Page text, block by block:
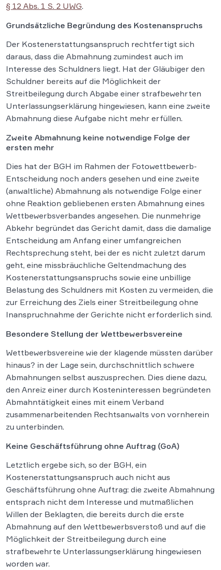
§ 12 Abs. 1 S. 2 UWG.
Grundsätzliche Begründung des Kostenanspruchs
Der Kostenerstattungsanspruch rechtfertigt sich
daraus, dass die Abmahnung zumindest auch im
Interesse des Schuldners liegt. Hat der Gläubiger den
Schuldner bereits auf die Möglichkeit der
Streitbeilegung durch Abgabe einer strafbewehrten
Unterlassungserklärung hingewiesen, kann eine zweite
Abmahnung diese Aufgabe nicht mehr erfüllen.
Zweite Abmahnung keine notwendige Folge der
ersten mehr
Dies hat der BGH im Rahmen der Fotowettbewerb-
Entscheidung noch anders gesehen und eine zweite
(anwaltliche) Abmahnung als notwendige Folge einer
ohne Reaktion gebliebenen ersten Abmahnung eines
Wettbewerbsverbandes angesehen. Die nunmehrige
Abkehr begründet das Gericht damit, dass die damalige
Entscheidung am Anfang einer umfangreichen
Rechtsprechung steht, bei der es nicht zuletzt darum
geht, eine missbräuchliche Geltendmachung des
Kostenerstattungsanspruchs sowie eine unbillige
Belastung des Schuldners mit Kosten zu vermeiden, die
zur Erreichung des Ziels einer Streitbeilegung ohne
Inanspruchnahme der Gerichte nicht erforderlich sind.
Besondere Stellung der Wettbewerbsvereine
Wettbewerbsvereine wie der klagende müssten darüber
hinaus? in der Lage sein, durchschnittlich schwere
Abmahnungen selbst auszusprechen. Dies diene dazu,
den Anreiz einer durch Kosteninteressen begründeten
Abmahntätigkeit eines mit einem Verband
zusammenarbeitenden Rechtsanwalts von vornherein
zu unterbinden.
Keine Geschäftsführung ohne Auftrag (GoA)
Letztlich ergebe sich, so der BGH, ein
Kostenerstattungsanspruch auch nicht aus
Geschäftsführung ohne Auftrag: die zweite Abmahnung
entsprach nicht dem Interesse und mutmaßlichen
Willen der Beklagten, die bereits durch die erste
Abmahnung auf den Wettbewerbsverstoß und auf die
Möglichkeit der Streitbeilegung durch eine
strafbewehrte Unterlassungserklärung hingewiesen
worden war.